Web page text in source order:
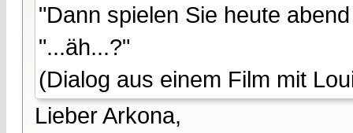
"Dann spielen Sie heute
"...äh...?"
(Dialog aus einem Film mit
Lieber Arkona,